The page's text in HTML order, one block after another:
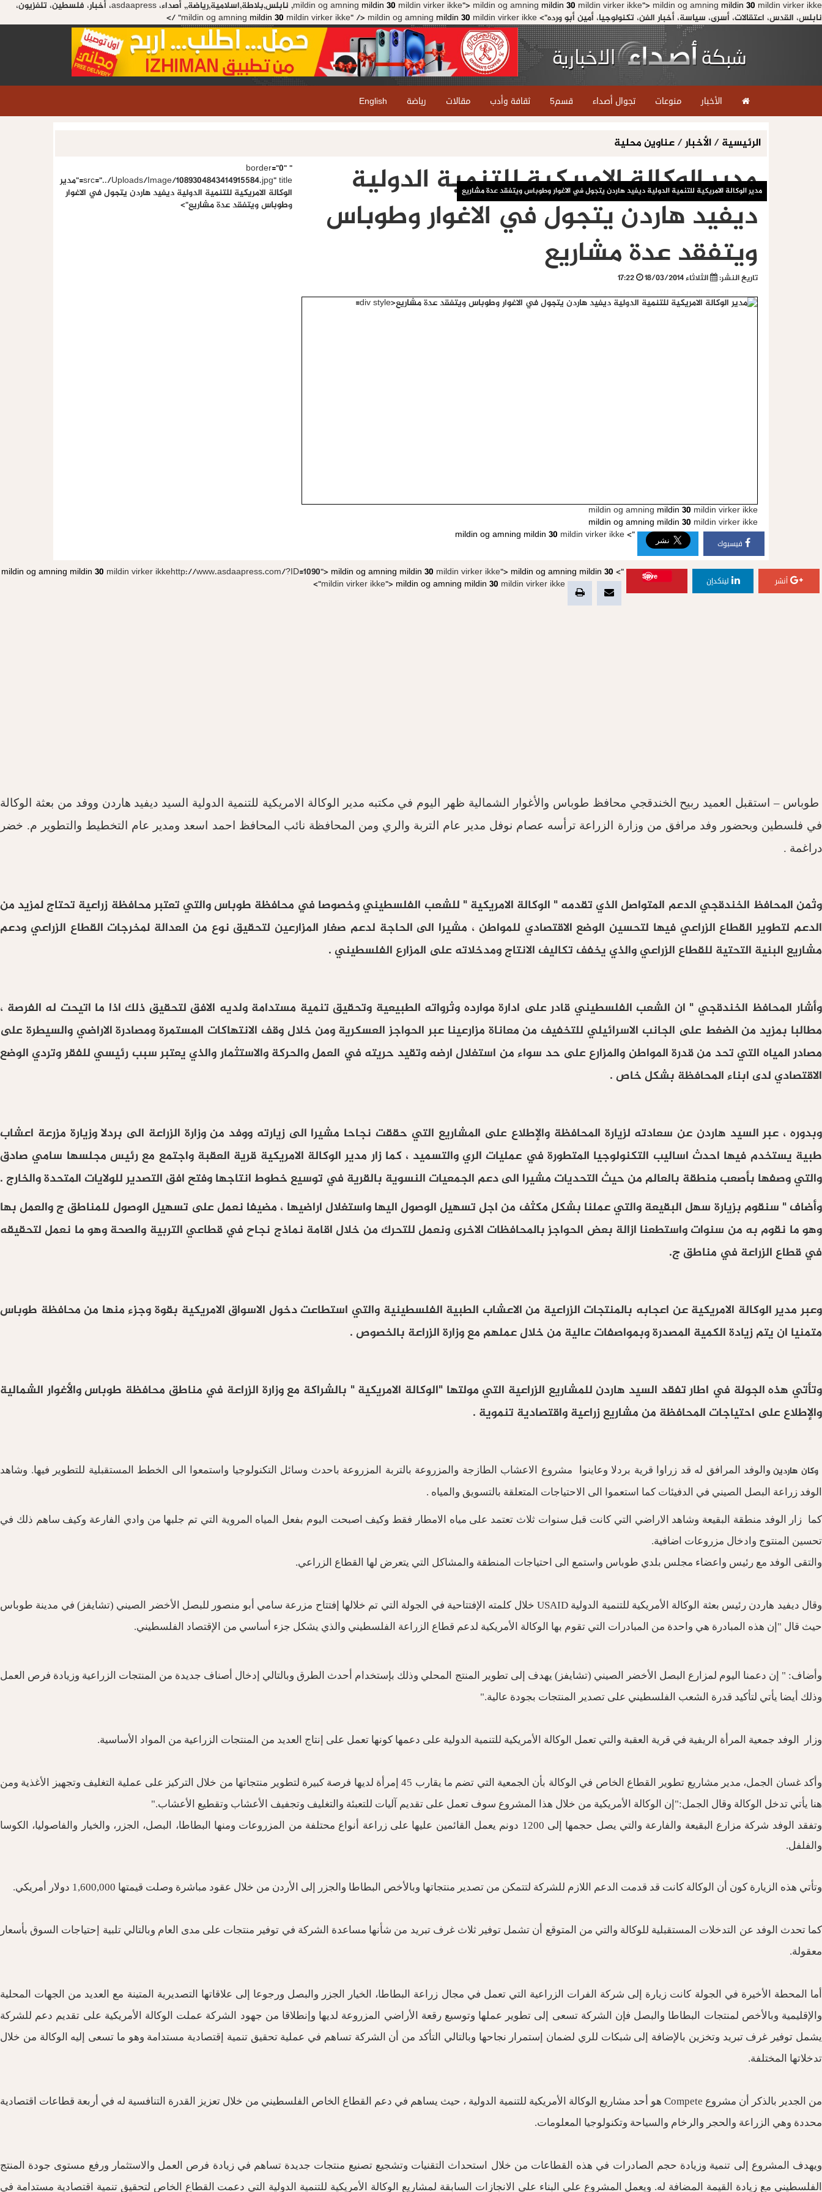
mildin og amning mildin 30 mildin virker ikke"> mildin og amning mildin 30 mildin virker ikke"> mildin og amning mildin 30
mildin virker ikke, نابلس,بلاطة,اسلامية,رياضة,, أصداء، asdaapress، أخبار، فلسطين، تلفزيون،
نابلس، القدس، اعتقالات، أسرى، سياسة، أخبار الفن، تكنولوجيا، أمين أبو ورده">
mildin og amning mildin 30 mildin virker ikke" /> mildin og amning mildin 30 mildin virker ikke" />
الأخبار منوعات تجوال أصداء قسم5 ثقافة وأدب مقالات رياضة English
الرئيسية/الأخبار/عناوين محلية
مدير الوكالة الامريكية للتنمية الدولية
ديفيد هاردن يتجول في الاغوار وطوباس
ويتفقد عدة مشاريع
تاريخ النشر: الثلاثاء 18/03/2014
mildin og amning mildin 30 mildin virker ikke
" border="0"
src="../Uploads/Image/1089304843414915584.jpg" title="مدير
الوكالة الامريكية للتنمية الدولية ديفيد هاردن يتجول في الاغوار
وطوباس ويتفقد عدة مشاريع">
مدير الوكالة الامريكية للتنمية الدولية ديفيد هاردن يتجول في الاغوار وطوباس ويتفقد عدة مشاريع
mildin og amning mildin 30 mildin virker ikke
">
فيسبوك
mildin og amning mildin 30 mildin virker ikke
">
أنشر
mildin og amning mildin 30 mildin virker ikkehttp://www.asdaapress.com/?ID=1090"> mildin og amning mildin 30 mildin virker ikke">
لينكدإن
Save
mildin og amning mildin 30
mildin virker ikke"> mildin og amning mildin 30 mildin virker ikke">
طوباس – استقبل العميد ربيح الخندقجي محافظ طوباس والأغوار الشمالية ظهر اليوم في مكتبه مدير الوكالة الامريكية للتنمية الدولية السيد ديفيد هاردن ووفد من بعثة الوكالة
في فلسطين وبحضور وفد مرافق من وزارة الزراعة ترأسه عصام نوفل مدير عام التربة والري ومن المحافظة نائب المحافظ احمد اسعد ومدير عام التخطيط والتطوير م. خضر
دراغمة .
وثمن المحافظ الخندقجي الدعم المتواصل الذي تقدمه " الوكالة الامريكية " للشعب الفلسطيني وخصوصا في محافظة طوباس والتي تعتبر محافظة زراعية تحتاج لمزيد من
الدعم لتطوير القطاع الزراعي فيها لتحسين الوضع الاقتصادي للمواطن ، مشيرا الى الحاجة لدعم صغار المزارعين لتحقيق نوع من العدالة لمخرجات القطاع الزراعي ودعم
مشاريع البنية التحتية للقطاع الزراعي والذي يخفف تكاليف الانتاج ومدخلاته على المزارع الفلسطيني .
وأشار المحافظ الخندقجي " ان الشعب الفلسطيني قادر على ادارة موارده وثرواته الطبيعية وتحقيق تنمية مستدامة ولديه الافق لتحقيق ذلك اذا ما اتيحت له الفرصة ،
مطالبا بمزيد من الضغط على الجانب الاسرائيلي للتخفيف من معاناة مزارعينا عبر الحواجز العسكرية ومن خلال وقف الانتهاكات المستمرة ومصادرة الاراضي والسيطرة على
مصادر المياه التي تحد من قدرة المواطن والمزارع على حد سواء من استغلال ارضه وتقيد حريته في العمل والحركة والاستثمار والذي يعتبر سبب رئيسي للفقر وتردي الوضع
الاقتصادي لدى ابناء المحافظة بشكل خاص .
وبدوره ، عبر السيد هاردن عن سعادته لزيارة المحافظة والإطلاع على المشاريع التي حققت نجاحا مشيرا الى زيارته ووفد من وزارة الزراعة الى بردلا وزيارة مزرعة اعشاب
طبية يستخدم فيها احدث اساليب التكنولوجيا المتطورة في عمليات الري والتسميد ، كما زار مدير الوكالة الامريكية قرية العقبة واجتمع مع رئيس مجلسها سامي صادق
والتي وصفها بأصعب منطقة بالعالم من حيث التحديات مشيرا الى دعم الجمعيات النسوية بالقرية في توسيع خطوط انتاجها وفتح افق التصدير للولايات المتحدة والخارج .
وأضاف " سنقوم بزيارة سهل البقيعة والتي عملنا بشكل مكثف من اجل تسهيل الوصول اليها واستغلال اراضيها ، مضيفا نعمل على تسهيل الوصول للمناطق ج والعمل بها
وهو ما نقوم به من سنوات واستطعنا ازالة بعض الحواجز بالمحافظات الاخرى ونعمل للتحرك من خلال اقامة نماذج نجاح في قطاعي التربية والصحة وهو ما نعمل لتحقيقه
في قطاع الزراعة في مناطق ج.
وعبر مدير الوكالة الامريكية عن اعجابه بالمنتجات الزراعية من الاعشاب الطبية الفلسطينية والتي استطاعت دخول الاسواق الامريكية بقوة وجزء منها من محافظة طوباس
متمنيا ان يتم زيادة الكمية المصدرة وبمواصفات عالية من خلال عملهم مع وزارة الزراعة بالخصوص .
وتأتي هذه الجولة في اطار تفقد السيد هاردن للمشاريع الزراعية التي مولتها "الوكالة الامريكية " بالشراكة مع وزارة الزراعة في مناطق محافظة طوباس والأغوار الشمالية
والإطلاع على احتياجات المحافظة من مشاريع زراعية واقتصادية تنموية .
وكان هاردين والوفد المرافق له قد زراوا قرية بردلا وعاينوا مشروع الاعشاب الطازجة والمزروعة بالتربة المزروعة باحدث وسائل التكنولوجيا واستمعوا الى الخطط المستقبلية للتطوير فيها. وشاهد
الوفد زراعة البصل الصيني في الدفيئات كما استعموا الى الاحتياجات المتعلقة بالتسويق والمياه .
كما زار الوفد منطقة البقيعة وشاهد الاراضي التي كانت قبل سنوات ثلاث تعتمد على مياه الامطار فقط وكيف اصبحت اليوم بفعل المياه المروية التي تم جلبها من وادي الفارعة وكيف ساهم ذلك في
تحسين المنتوج وادخال مزروعات اضافية.
والتقى الوفد مع رئيس واعضاء مجلس بلدي طوباس واستمع الى احتياجات المنطقة والمشاكل التي يتعرض لها القطاع الزراعي.
وقال ديفيد هاردن رئيس بعثة الوكالة الأمريكية للتنمية الدولية USAID خلال كلمته الإفتتاحية في الجولة التي تم خلالها إفتتاح مزرعة سامي أبو منصور للبصل الأخضر الصيني (تشايفز) في مدينة طوباس
حيث قال "إن هذه المبادرة هي واحدة من المبادرات التي تقوم بها الوكالة الأمريكية لدعم قطاع الزراعة الفلسطيني والذي يشكل جزء أساسي من الإقتصاد الفلسطيني.
وأضاف: " إن دعمنا اليوم لمزارع البصل الأخضر الصيني (تشايفز) يهدف إلى تطوير المنتج المحلي وذلك بإستخدام أحدث الطرق وبالتالي إدخال أصناف جديدة من المنتجات الزراعية وزيادة فرص العمل
وذلك أيضا يأتي لتأكيد قدرة الشعب الفلسطيني على تصدير المنتجات بجودة عالية."
وزار الوفد جمعية المرأة الريفية في قرية العقبة والتي تعمل الوكالة الأمريكية للتنمية الدولية على دعمها كونها تعمل على إنتاج العديد من المنتجات الزراعية من المواد الأساسية.
وأكد غسان الجمل، مدير مشاريع تطوير القطاع الخاص في الوكالة بأن الجمعية التي تضم ما يقارب 45 إمرأة لديها فرصة كبيرة لتطوير منتجاتها من خلال التركيز على عملية التغليف وتجهيز الأغذية ومن
هنا يأتي تدخل الوكالة وقال الجمل:"إن الوكالة الأمريكية من خلال هذا المشروع سوف تعمل على تقديم آليات للتعبئة والتغليف وتجفيف الأعشاب وتقطيع الأعشاب."
وتفقد الوفد شركة مزارع البقيعة والفارعة والتي يصل حجمها إلى 1200 دونم يعمل القائمين عليها على زراعة أنواع محتلفة من المزروعات ومنها البطاطا، البصل، الجزر، والخيار والفاصوليا، الكوسا
والفلفل.
وتأتي هذه الزيارة كون أن الوكالة كانت قد قدمت الدعم اللازم للشركة لتتمكن من تصدير منتجاتها وبالأخص البطاطا والجزر إلى الأردن من خلال عقود مباشرة وصلت قيمتها 1,600,000 دولار أمريكي.
كما تحدث الوفد عن التدخلات المستقبلية للوكالة والتي من المتوقع أن تشمل توفير ثلاث غرف تبريد من شأنها مساعدة الشركة في توفير منتجات على مدى العام وبالتالي تلبية إحتياجات السوق بأسعار
معقولة.
أما المحطة الأخيرة في الجولة كانت زيارة إلى شركة الفرات الزراعية التي تعمل في مجال زراعة البطاطا، الخيار الجزر والبصل ورجوعا إلى علاقاتها التصديرية المتينة مع العديد من الجهات المحلية
والإقليمية وبالأخص لمنتجات البطاطا والبصل فإن الشركة تسعى إلى تطوير عملها وتوسيع رقعة الأراضي المزروعة لديها وإنطلاقا من جهود الشركة عملت الوكالة الأمريكية على تقديم دعم للشركة
يشمل توفير غرف تبريد وتخزين بالإضافة إلى شبكات للري لضمان إستمرار نجاحها وبالتالي التأكد من أن الشركة تساهم في عملية تحقيق تنمية إقتصادية مستدامة وهو ما تسعى إليه الوكالة من خلال
تدخلاتها المختلفة.
من الجدير بالذكر أن مشروع Compete هو أحد مشاريع الوكالة الأمريكية للتنمية الدولية ، حيث يساهم في دعم القطاع الخاص الفلسطيني من خلال تعزيز القدرة التنافسية له في أربعة قطاعات اقتصادية
محددة وهي الزراعة والحجر والرخام والسياحة وتكنولوجيا المعلومات.
ويهدف المشروع إلى تنمية وزيادة حجم الصادرات في هذه القطاعات من خلال استحداث التقنيات وتشجيع تصنيع منتجات جديدة تساهم في زيادة فرص العمل والاستثمار ورفع مستوى جودة المنتج
الفلسطيني مع زيادة القيمة المضافة له. ويعمل المشروع على البناء على الانجازات السابقة لمشاريع الوكالة الأمريكية للتنمية الدولية التي دعمت القطاع الخاص لتحقيق تنمية اقتصادية مستدامة في